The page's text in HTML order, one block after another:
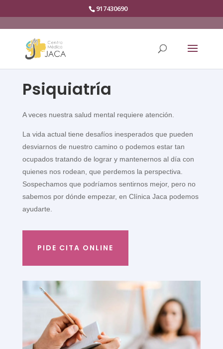
917430690
Psiquiatría
A veces nuestra salud mental requiere atención.
La vida actual tiene desafíos inesperados que pueden
desviarnos de nuestro camino o podemos estar tan
ocupados tratando de lograr y mantenernos al día con
quienes nos rodean, que perdemos la perspectiva.
Sospechamos que podríamos sentirnos mejor, pero no
sabemos por dónde empezar, en Clínica Jaca podemos
ayudarte.
PIDE CITA ONLINE